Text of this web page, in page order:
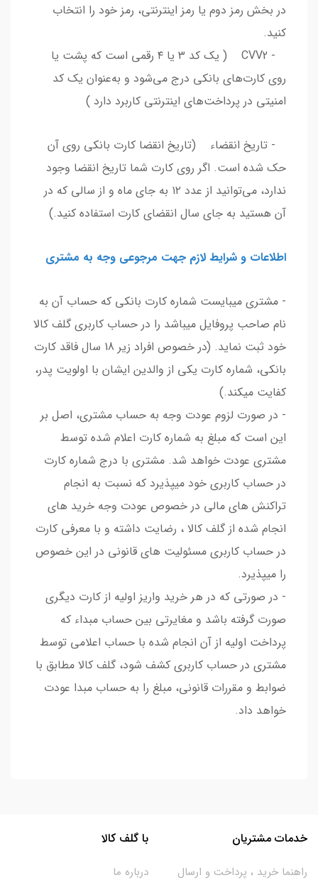
در بخش رمز دوم یا رمز اینترنتی، رمز خود را انتخاب
کنید.
- CVV2 ( یک کد ۳ یا ۴ رقمی است که پشت یا
روی کارت‌‌‌‌‌‌‌‌‌‌‌‌‌‌‌‌‌‌‌‌‌‌‌‌‌‌‌‌‌‌‌‌‌‌‌‌‌‌‌‌‌‌‌‌‌‌‌‌‌‌‌‌‌های بانکی درج می‌شود و به‌‌‌‌‌‌‌‌‌‌‌‌‌‌‌‌‌‌‌‌‌‌‌‌‌‌‌‌‌‌‌‌‌‌‌‌‌‌‌‌‌‌‌‌‌‌‌‌‌‌‌‌‌عنوان یک کد
امنیتی در پرداخت‌‌‌‌‌‌‌‌‌‌‌‌‌‌‌‌‌‌‌‌‌‌‌‌‌‌‌‌‌‌‌‌‌‌‌‌‌‌‌‌‌‌‌‌‌‌‌‌‌‌‌‌‌های اینترنتی کاربرد دارد )
- تاریخ انقضاء (تاریخ انقضا کارت‌ بانکی روی آن
حک شده است. اگر روی کارت شما تاریخ انقضا وجود
ندارد، می‏‌توانید از عدد ۱۲ به جای ماه و از سالی که در
آن هستید به جای سال انقضای کارت استفاده کنید.)
اطلاعات و شرایط لازم جهت مرجوعی وجه به مشتری
- مشتری میبایست شماره کارت بانکی که حساب آن به
نام صاحب پروفایل میباشد را در حساب کاربری گلف کالا
خود ثبت نماید. (در خصوص افراد زیر 18 سال فاقد کارت
بانکی، شماره کارت یکی از والدین ایشان با اولویت پدر،
کفایت میکند.)
- در صورت لزوم عودت وجه به حساب مشتری، اصل بر
این است که مبلغ به شماره کارت اعلام شده توسط
مشتری عودت خواهد شد. مشتری با درج شماره کارت
در حساب کاربری خود میپذیرد که نسبت به انجام
تراکنش های مالی در خصوص عودت وجه خرید های
انجام شده از گلف کالا ، رضایت داشته و با معرفی کارت
در حساب کاربری مسئولیت های قانونی در این خصوص
را میپذیرد.
- در صورتی که در هر خرید واریز اولیه از کارت دیگری
صورت گرفته باشد و مغایرتی بین حساب مبداء که
پرداخت اولیه از آن انجام شده با حساب اعلامی توسط
مشتری در حساب کاربری کشف شود، گلف کالا مطابق با
ضوابط و مقررات قانونی، مبلغ را به حساب مبدا عودت
خواهد داد.
خدمات مشتریان
راهنما خرید ، پرداخت و ارسال
با گلف کالا
درباره ما